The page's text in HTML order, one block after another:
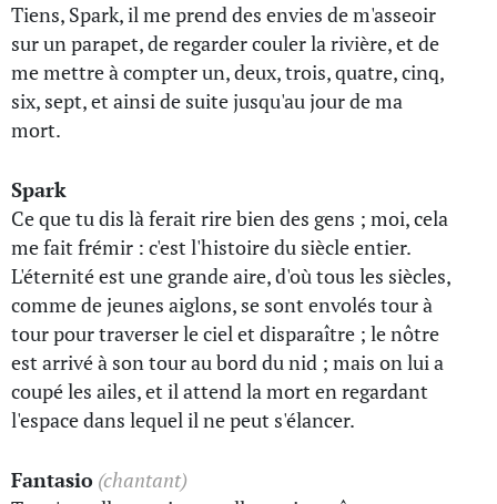
Tiens, Spark, il me prend des envies de m'asseoir
sur un parapet, de regarder couler la rivière, et de
me mettre à compter un, deux, trois, quatre, cinq,
six, sept, et ainsi de suite jusqu'au jour de ma
mort.
Spark
Ce que tu dis là ferait rire bien des gens ; moi, cela
me fait frémir : c'est l'histoire du siècle entier.
L'éternité est une grande aire, d'où tous les siècles,
comme de jeunes aiglons, se sont envolés tour à
tour pour traverser le ciel et disparaître ; le nôtre
est arrivé à son tour au bord du nid ; mais on lui a
coupé les ailes, et il attend la mort en regardant
l'espace dans lequel il ne peut s'élancer.
Fantasio (chantant)